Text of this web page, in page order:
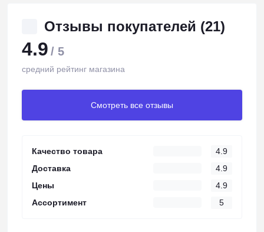
Отзывы покупателей (21)
4.9 / 5
средний рейтинг магазина
Смотреть все отзывы
Качество товара
4.9
Доставка
4.9
Цены
4.9
Ассортимент
5